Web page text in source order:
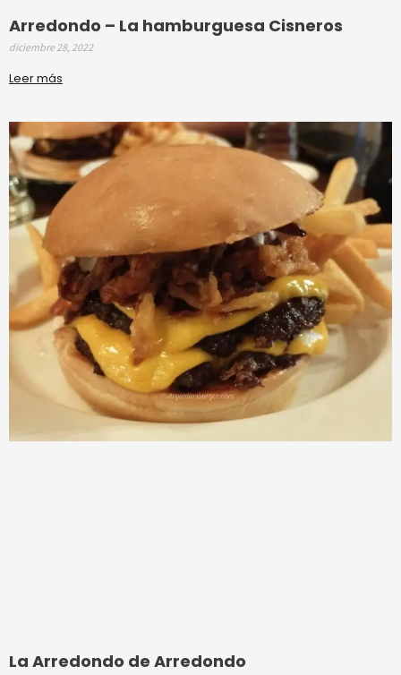
Arredondo – La hamburguesa Cisneros
diciembre 28, 2022
Leer más
La Arredondo de Arredondo